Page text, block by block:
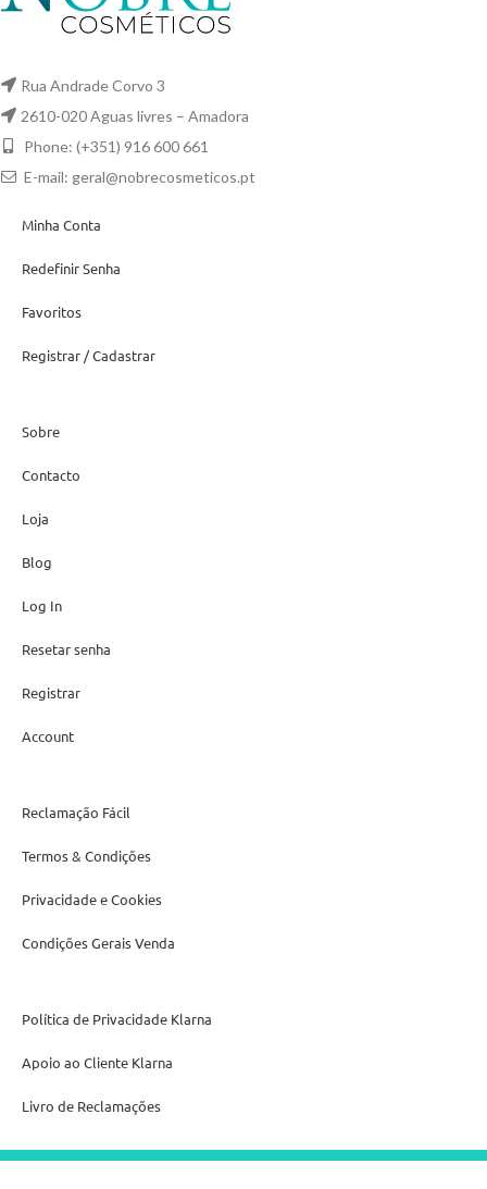
Rua Andrade Corvo 3
2610-020 Aguas livres – Amadora
Phone: (+351) 916 600 661
E-mail: geral@nobrecosmeticos.pt
Minha Conta
Redefinir Senha
Favoritos
Registrar / Cadastrar
Sobre
Contacto
Loja
Blog
Log In
Resetar senha
Registrar
Account
Reclamação Fácil
Termos & Condições
Privacidade e Cookies
Condições Gerais Venda
Política de Privacidade Klarna
Apoio ao Cliente Klarna
Livro de Reclamações